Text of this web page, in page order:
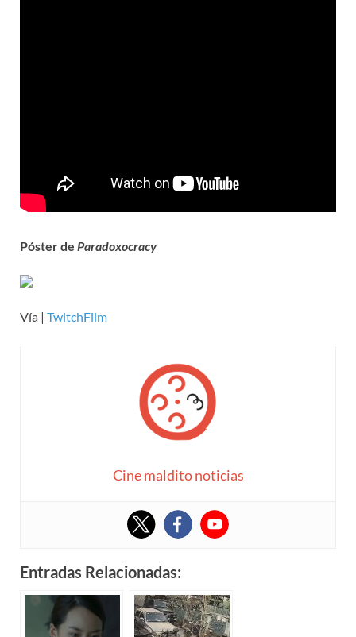
Póster de Paradoxocracy
Vía | TwitchFilm
Cine maldito noticias
Entradas Relacionadas: